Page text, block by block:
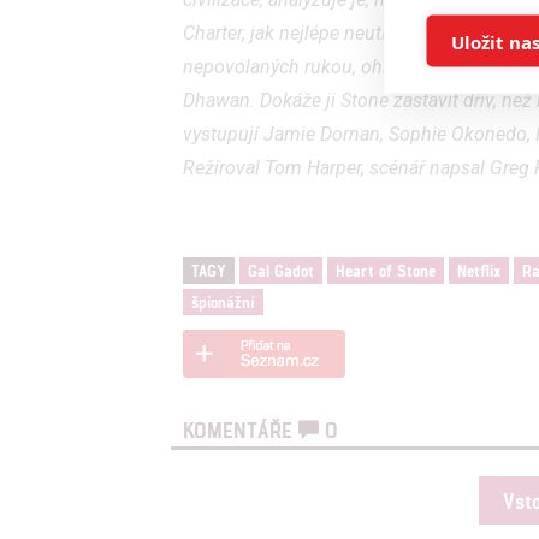
Charter, jak nejlépe neutralizovat
nepovolaných rukou, ohrozí to
Dhawan. Dokáže ji Stone zastavit dřív,
vystupují Jamie Dornan, Sophie
Režíroval Tom Harper, scénář napsal
TAGY Gal Gadot Heart of Stone Netflix
špionážní
KOMENTÁŘE 0
Udělením
možnost:
Uložit